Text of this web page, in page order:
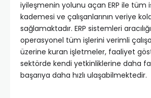
iyileşmenin yolunu açan ERP ile tüm
kademesi ve çalışanlarının veriye
sağlamaktadır. ERP sistemleri
operasyonel tüm işlerini verimli
üzerine kuran işletmeler, faaliyet
sektörde kendi yetkinliklerine daha
başarıya daha hızlı ulaşabilmektedir.